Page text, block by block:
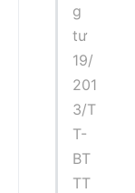
g
tư
19/
201
3/T
T-
BT
TT